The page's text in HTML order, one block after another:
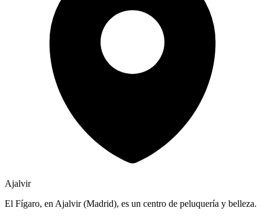
Ajalvir
El Fígaro, en Ajalvir (Madrid), es un centro de peluquería y belleza.